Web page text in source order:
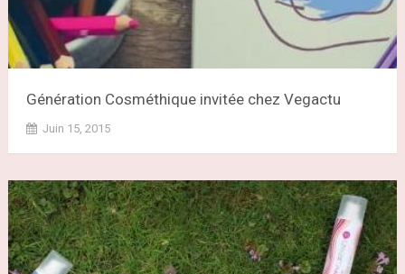
Génération Cosméthique invitée chez Vegactu
Juin 15, 2015